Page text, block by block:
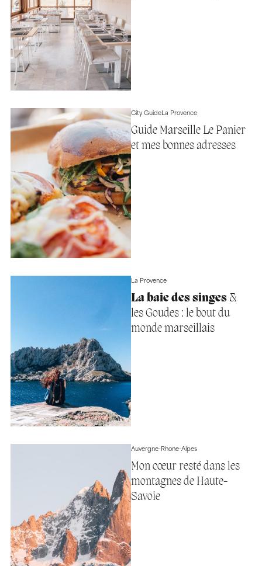
City GuideLa Provence
Guide Marseille Le Panier
et mes bonnes adresses
La Provence
La baie des singes&
les Goudes : le bout du
monde marseillais
Auvergne-Rhone-Alpes
Mon cœur resté dans les
montagnes de Haute-
Savoie